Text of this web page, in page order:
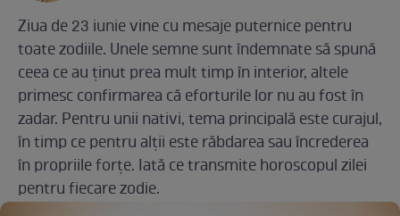
Ziua de 23 iunie vine cu mesaje puternice pentru
toate zodiile. Unele semne sunt îndemnate să spună
ceea ce au ținut prea mult timp în interior, altele
primesc confirmarea că eforturile lor nu au fost în
zadar. Pentru unii nativi, tema principală este curajul,
în timp ce pentru alții este răbdarea sau încrederea
în propriile forțe. Iată ce transmite horoscopul zilei
pentru fiecare zodie.